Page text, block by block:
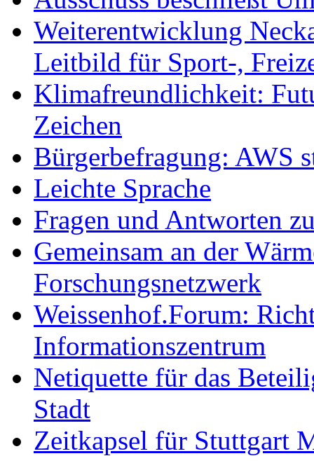
Weiterentwicklung
Leitbild für Sport-,
Klimafreundlichkeit:
Zeichen
Bürgerbefragung: AWS
Leichte Sprache
Fragen und Antworten
Gemeinsam an der
Forschungsnetzwerk
Weissenhof.Forum:
Informationszentrum
Netiquette für das
Stadt
Zeitkapsel für Stuttgart